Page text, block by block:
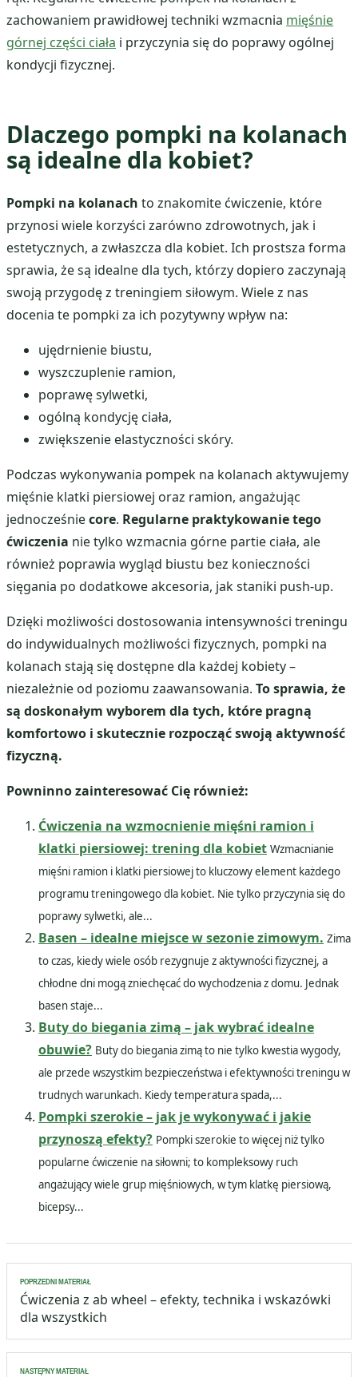
zachowaniem prawidłowej techniki wzmacnia mięśnie
górnej części ciała i przyczynia się do poprawy ogólnej
kondycji fizycznej.
Dlaczego pompki na kolanach
są idealne dla kobiet?
Pompki na kolanach to znakomite ćwiczenie, które
przynosi wiele korzyści zarówno zdrowotnych, jak i
estetycznych, a zwłaszcza dla kobiet. Ich prostsza forma
sprawia, że są idealne dla tych, którzy dopiero zaczynają
swoją przygodę z treningiem siłowym. Wiele z nas
docenia te pompki za ich pozytywny wpływ na:
ujędrnienie biustu,
wyszczuplenie ramion,
poprawę sylwetki,
ogólną kondycję ciała,
zwiększenie elastyczności skóry.
Podczas wykonywania pompek na kolanach aktywujemy
mięśnie klatki piersiowej oraz ramion, angażując
jednocześniecore. Regularne praktykowanie tego
ćwiczenia nie tylko wzmacnia górne partie ciała, ale
również poprawia wygląd biustu bez konieczności
sięgania po dodatkowe akcesoria, jak staniki push-up.
Dzięki możliwości dostosowania intensywności treningu
do indywidualnych możliwości fizycznych, pompki na
kolanach stają się dostępne dla każdej kobiety –
niezależnie od poziomu zaawansowania. To sprawia, że
są doskonałym wyborem dla tych, które pragną
komfortowo i skutecznie rozpocząć swoją aktywność
fizyczną.
Powninno zainteresować Cię również:
Ćwiczenia na wzmocnienie mięśni ramion i
klatki piersiowej: trening dla kobiet Wzmacnianie
mięśni ramion i klatki piersiowej to kluczowy element każdego
programu treningowego dla kobiet. Nie tylko przyczynia się do
poprawy sylwetki, ale...
Basen – idealne miejsce w sezonie zimowym. Zima
to czas, kiedy wiele osób rezygnuje z aktywności fizycznej, a
chłodne dni mogą zniechęcać do wychodzenia z domu. Jednak
basen staje...
Buty do biegania zimą – jak wybrać idealne
obuwie? Buty do biegania zimą to nie tylko kwestia wygody,
ale przede wszystkim bezpieczeństwa i efektywności treningu w
trudnych warunkach. Kiedy temperatura spada,...
Pompki szerokie – jak je wykonywać i jakie
przynoszą efekty? Pompki szerokie to więcej niż tylko
popularne ćwiczenie na siłowni; to kompleksowy ruch
angażujący wiele grup mięśniowych, w tym klatkę piersiową,
bicepsy...
Nawigacja
wpisu
POPRZEDNI MATERIAŁ
Ćwiczenia z ab wheel – efekty, technika i wskazówki
dla wszystkich
NASTĘPNY MATERIAŁ